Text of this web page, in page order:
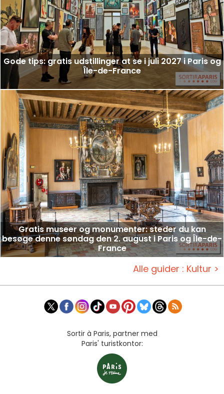
Gode tips: gratis udstillinger at se i juli 2027 i Paris og
Île-de-France
Gratis museer og monumenter: steder du kan
besøge denne søndag den 2. august i Paris og Île-de-
France
Alle guider : Kultur >
Sortir à Paris, partner med
Paris' turistkontor: